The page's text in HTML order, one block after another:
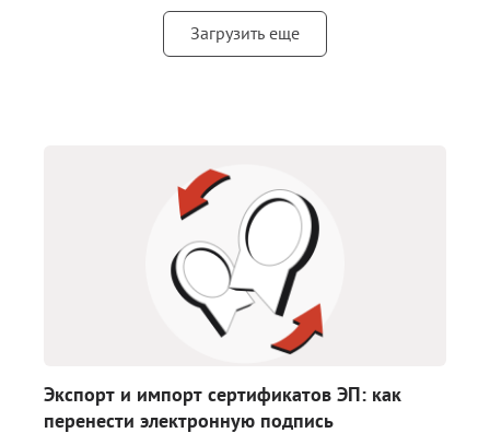
Загрузить еще
Экспорт и импорт сертификатов ЭП: как
перенести электронную подпись